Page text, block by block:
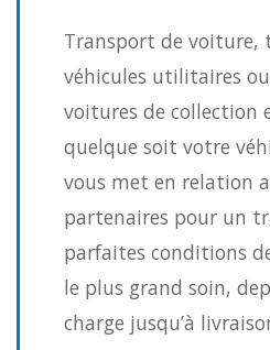
Transport de voiture,
véhicules utilitaires
voitures de collection
quelque soit votre
vous met en relation
partenaires pour un
parfaites conditions
le plus grand soin,
charge jusqu’à